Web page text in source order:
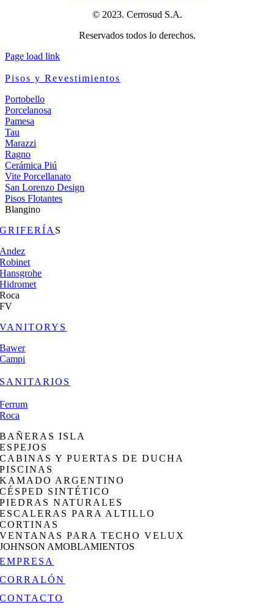
© 2023. Cerrosud S.A.
Reservados todos lo derechos.
Page load link
Pisos y Revestimientos
Portobello
Porcelanosa
Pamesa
Tau
Marazzi
Ragno
Cerámica Piú
Vite Porcellanato
San Lorenzo Design
Pisos Flotantes
Blangino
GRIFERÍA S
Andez
Robinet
Hansgrohe
Hidromet
Roca
FV
VANITORYS
Bawer
Campi
SANITARIOS
Ferrum
Roca
BAÑERAS ISLA
ESPEJOS
CABINAS Y PUERTAS DE DUCHA
PISCINAS
KAMADO ARGENTINO
CÉSPED SINTÉTICO
PIEDRAS NATURALES
ESCALERAS PARA ALTILLO
CORTINAS
VENTANAS PARA TECHO VELUX
JOHNSON AMOBLAMIENTOS
EMPRESA
CORRALÓN
CONTACTO